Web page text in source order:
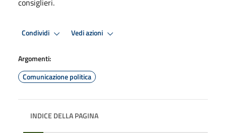
Condividi Vedi azioni
Argomenti:
Comunicazione politica
INDICE DELLA PAGINA